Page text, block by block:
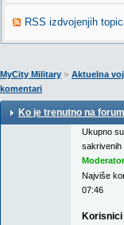
RSS izdvojenjih
MyCity Military » Aktuelna
komentari
Ko je trenutno na
Ukupno su
Moderator
Najviše
07:46